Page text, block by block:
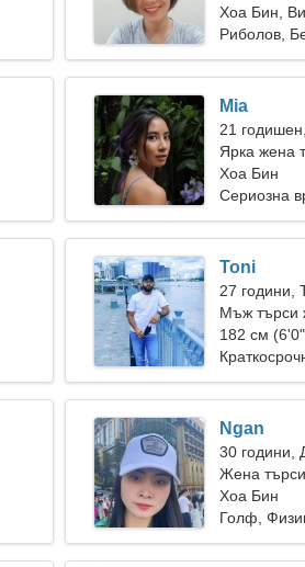
Хоа Бин,
Риболов,
Mia
21
Ярка жена
Хоа Бин
Сериозна
Toni
27 години,
Мъж търси
182 см
Ngan
30 години,
Жена
Хоа Бин
Голф,